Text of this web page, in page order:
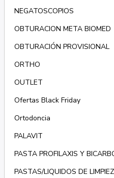
NEGATOSCOPIOS
OBTURACION META BIOMED
OBTURACIÓN PROVISIONAL
ORTHO
OUTLET
Ofertas Black Friday
Ortodoncia
PALAVIT
PASTA PROFILAXIS Y
PASTAS/LIQUIDOS DE